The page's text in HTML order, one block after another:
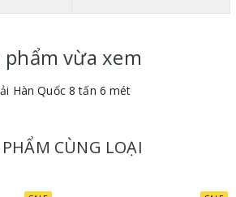
phẩm vừa xem
Hàn Quốc 8 tấn 6 mét
CÙNG LOẠI